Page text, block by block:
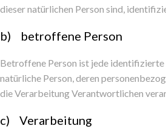
dieser natürlichen Person sind,
b) betroffene Person
Betroffene Person ist jede
natürliche Person, deren
die Verarbeitung Verantwortlichen
c) Verarbeitung